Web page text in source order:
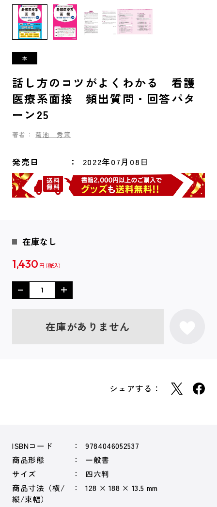
話し方のコツがよくわかる 看護
医療系面接 頻出質問・回答パタ
ーン25
著者： 菊池 秀策
発売日 2022年07月08日
在庫なし
1,430 円
在庫がありません
シェアする：
ISBNコード
9784046052537
商品形態
一般書
サイズ
四六判
商品寸法（横/
縦/束幅）
128 × 188 × 13.5 mm